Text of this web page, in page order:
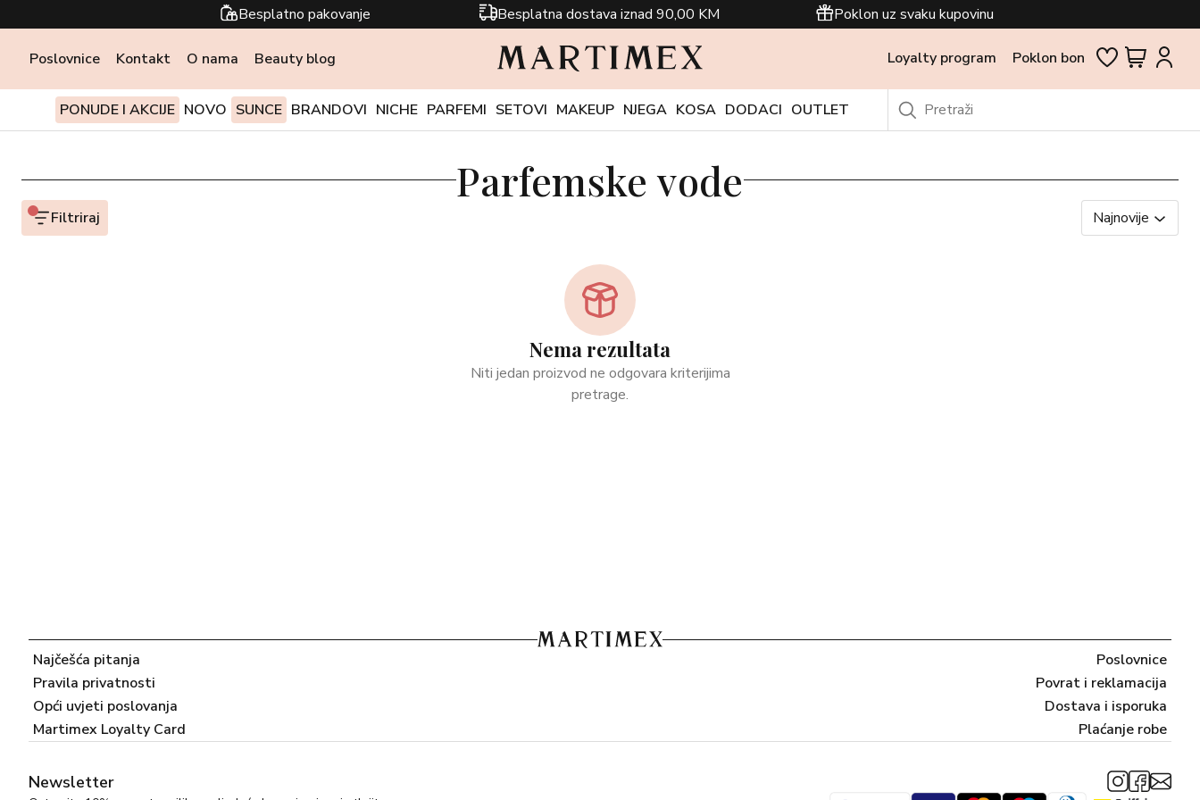
Besplatno pakovanje Besplatna dostava iznad 90,00 KM Poklon uz svaku kupovinu
Poslovnice Kontakt O nama Beauty blog Loyalty program Poklon bon
PONUDE I AKCIJE NOVO SUNCE BRANDOVI NICHE PARFEMI SETOVI MAKEUP NJEGA KOSA DODACI OUTLET
Parfemske vode
Filtriraj Najnovije
Nema rezultata
Niti jedan proizvod ne odgovara kriterijima
pretrage.
Najčešća pitanja
Pravila privatnosti
Opći uvjeti poslovanja
Martimex Loyalty Card
Poslovnice
Povrat i reklamacija
Dostava i isporuka
Plaćanje robe
Newsletter